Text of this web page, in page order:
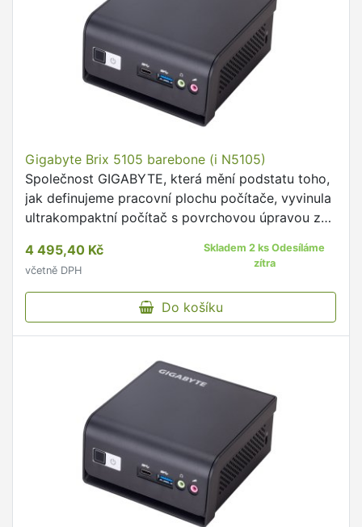
Gigabyte Brix 5105 barebone (i N5105)
Společnost GIGABYTE, která mění podstatu toho,
jak definujeme pracovní plochu počítače, vyvinula
ultrakompaktní počítač s povrchovou úpravou z
4 495,40 Kč
včetně DPH
Skladem 2 ks Odesíláme
zítra
Do košíku